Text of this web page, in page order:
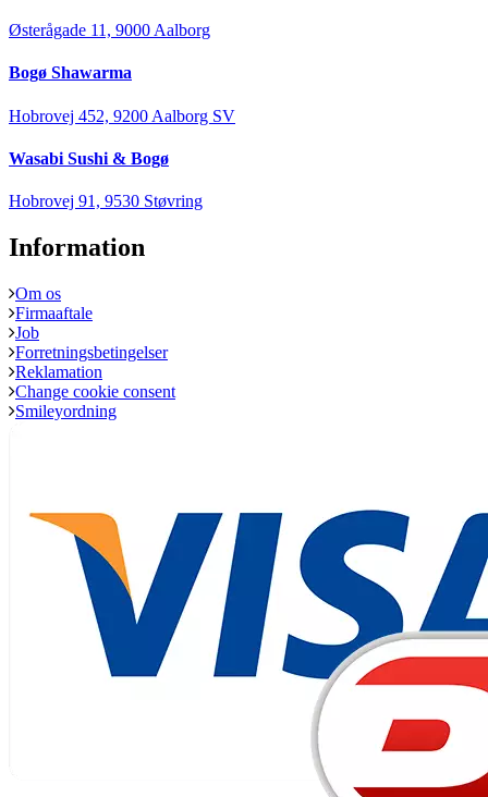
Østerågade 11, 9000 Aalborg
Bogø Shawarma
Hobrovej 452, 9200 Aalborg SV
Wasabi Sushi & Bogø
Hobrovej 91, 9530 Støvring
Information
Om os
Firmaaftale
Job
Forretningsbetingelser
Reklamation
Change cookie consent
Smileyordning